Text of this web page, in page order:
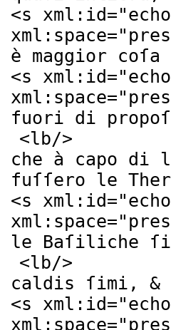
<s xml:id="
xml:space="
è maggior
<s xml:id="
xml:space="
fuori di
<lb/>
che à capo di
fuſſero le
<s xml:id="
xml:space="
le Baſiliche
<lb/>
caldis ſimi, &
<s xml:id="
xml:space="